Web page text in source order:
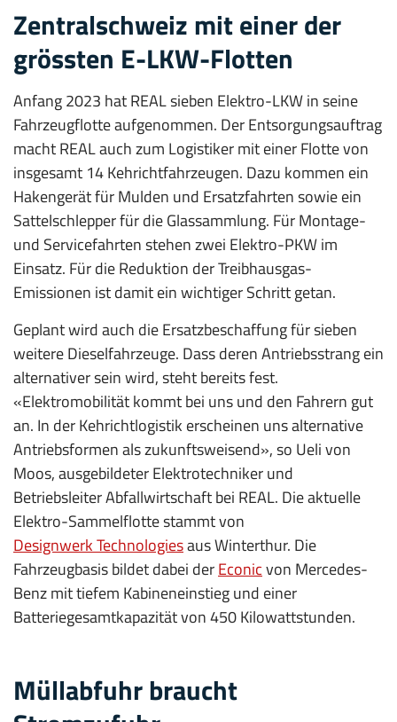
Zentralschweiz mit einer der
grössten E-LKW-Flotten
Anfang 2023 hat REAL sieben Elektro-LKW in seine
Fahrzeugflotte aufgenommen. Der Entsorgungsauftrag
macht REAL auch zum Logistiker mit einer Flotte von
insgesamt 14 Kehrichtfahrzeugen. Dazu kommen ein
Hakengerät für Mulden und Ersatzfahrten sowie ein
Sattelschlepper für die Glassammlung. Für Montage-
und Servicefahrten stehen zwei Elektro-PKW im
Einsatz. Für die Reduktion der Treibhausgas-
Emissionen ist damit ein wichtiger Schritt getan.
Geplant wird auch die Ersatzbeschaffung für sieben
weitere Dieselfahrzeuge. Dass deren Antriebsstrang ein
alternativer sein wird, steht bereits fest.
«Elektromobilität kommt bei uns und den Fahrern gut
an. In der Keh­richtlogistik erscheinen uns alternative
An­triebsformen als zukunftsweisend», so Ueli von
Moos, ausgebildeter Elektrotechniker und
Betriebsleiter Abfallwirtschaft bei REAL. Die aktuelle
Elektro-Sammelflotte stammt von
Designwerk Technologiesaus Winterthur. Die
Fahrzeugbasis bildet dabei derEconicvon Mercedes-
Benz mit tiefem Kabineneinstieg und einer
Batteriegesamtkapazität von 450 Kilowattstunden.
Müllabfuhr braucht